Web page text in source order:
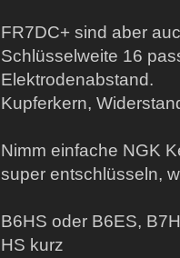
FR7DC+ sind aber
Schlüsselweite 16
Elektrodenabstand.
Kupferkern,
Nimm einfache NGK
super entschlüsseln,
B6HS oder B6ES,
HS kurz